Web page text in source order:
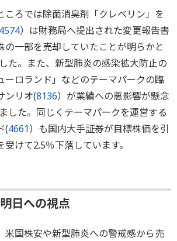
ころでは除菌消臭剤「クレベリン」を
4574）は財務局へ提出された変更報告書
の一部を売却していたことが明らかと
た。また、新型肺炎の感染拡大防止の
ーロランド」などのテーマパークの臨
ンリオ(8136）が業績への悪影響が懸念
した。同じくテーマパークを運営する
(4661）も国内大手証券が目標株価を引
けて2.5％下落しています。
日への視点
米国株安や新型肺炎への警戒感から売